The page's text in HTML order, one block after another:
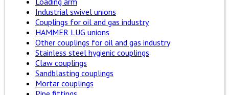
Industrial swivel unions
Couplings for oil and gas industry
HAMMER LUG unions
Other couplings for oil and gas industry
Stainless steel hygienic couplings
Claw couplings
Sandblasting couplings
Mortar couplings